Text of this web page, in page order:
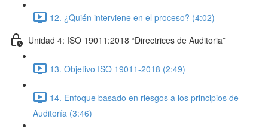
12. ¿Quién interviene en el proceso? (4:02)
Unidad 4: ISO 19011:2018 “Directrices de Auditoria”
13. Objetivo ISO 19011-2018 (2:49)
14. Enfoque basado en riesgos a los principios de
Auditoría (3:46)